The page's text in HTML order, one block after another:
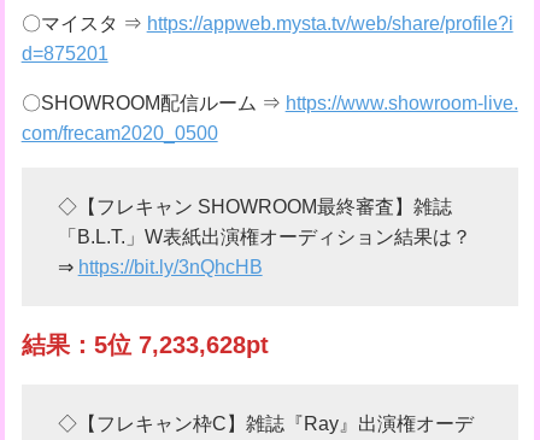
〇マイスタ ⇒ https://appweb.mysta.tv/web/share/profile?i
d=875201
〇SHOWROOM配信ルーム ⇒ https://www.showroom-live.
com/frecam2020_0500
◇【フレキャン SHOWROOM最終審査】雑誌
「B.L.T.」W表紙出演権オーディション結果は？
⇒ https://bit.ly/3nQhcHB
結果：5位 7,233,628pt
◇【フレキャン枠C】雑誌『Ray』出演権オーデ